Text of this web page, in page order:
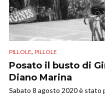
PILLOLE, PILLOLE
Posato il busto di
Diano Marina
Sabato 8 agosto 2020 è stato